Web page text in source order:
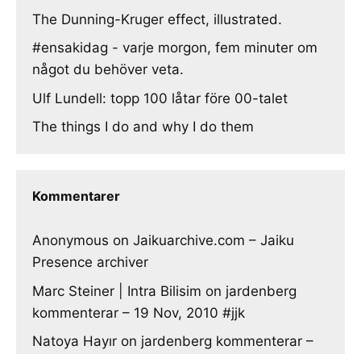
The Dunning-Kruger effect, illustrated.
#ensakidag - varje morgon, fem minuter om
något du behöver veta.
Ulf Lundell: topp 100 låtar före 00-talet
The things I do and why I do them
Kommentarer
Anonymous on Jaikuarchive.com – Jaiku
Presence archiver
Marc Steiner | Intra Bilisim on jardenberg
kommenterar – 19 Nov, 2010 #jjk
Natoya Hayır on jardenberg kommenterar –